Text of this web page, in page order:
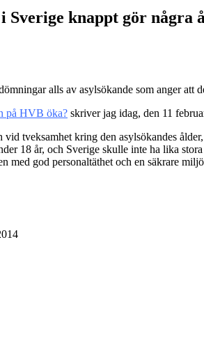
knappt gör några
på HVB öka? skriver jag idag, den 11
tveksamhet kring den asylsökandes
18 år, och Sverige skulle inte ha lika
god personaltäthet och en säkrare